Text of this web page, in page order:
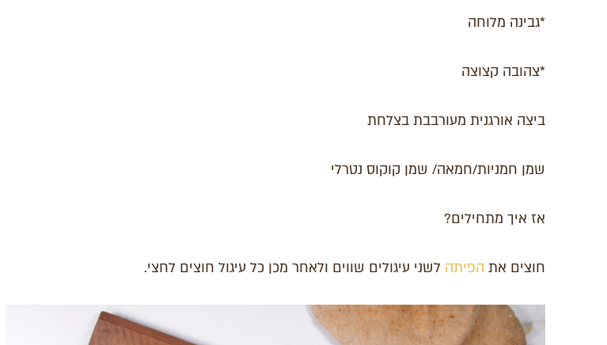
*גבינה מלוחה
*צהובה קצוצה
ביצה אורגנית מעורבבת בצלחת
שמן חמניות/חמאה/ שמן קוקוס נטרלי
אז איך מתחילים?
חוצים את הפיתה לשני עיגולים שווים ולאחר מכן כל עיגול חוצים לחצי.